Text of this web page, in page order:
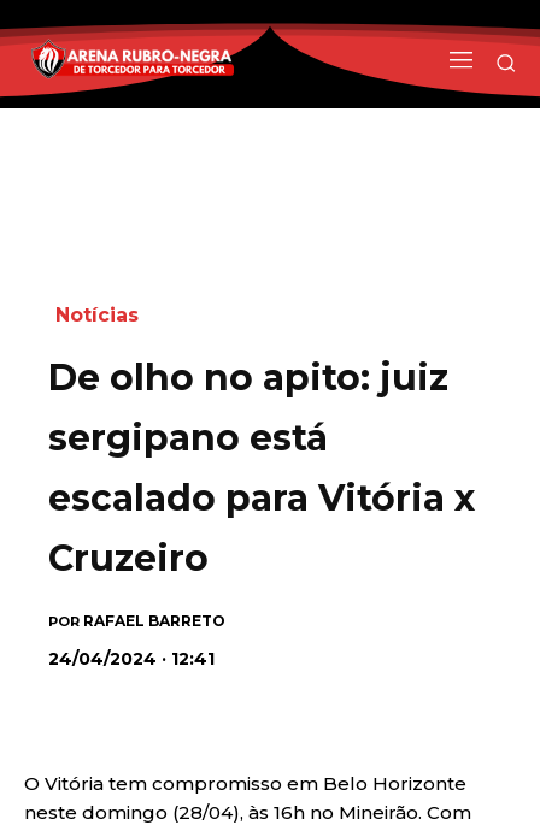
Notícias
De olho no apito: juiz
sergipano está
escalado para Vitória x
Cruzeiro
POR RAFAEL BARRETO
24/04/2024 · 12:41
O Vitória tem compromisso em Belo Horizonte
neste domingo (28/04), às 16h no Mineirão. Com